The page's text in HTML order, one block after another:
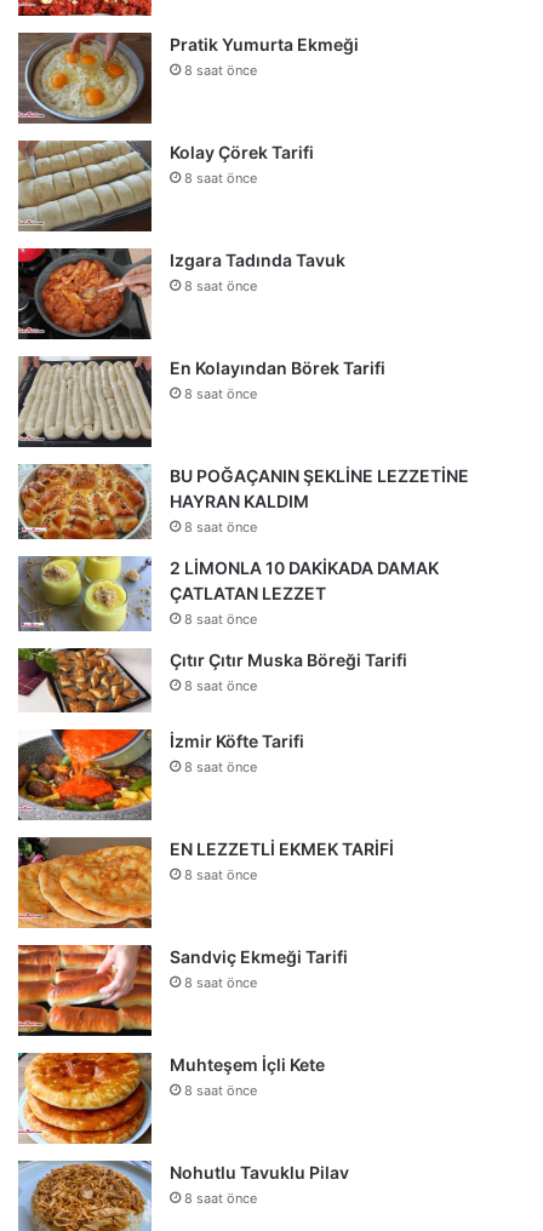
Pratik Yumurta Ekmeği
8 saat önce
Kolay Çörek Tarifi
8 saat önce
Izgara Tadında Tavuk
8 saat önce
En Kolayından Börek Tarifi
8 saat önce
BU POĞAÇANIN ŞEKLİNE LEZZETİNE
HAYRAN KALDIM
8 saat önce
2 LİMONLA 10 DAKİKADA DAMAK
ÇATLATAN LEZZET
8 saat önce
Çıtır Çıtır Muska Böreği Tarifi
8 saat önce
İzmir Köfte Tarifi
8 saat önce
EN LEZZETLİ EKMEK TARİFİ
8 saat önce
Sandviç Ekmeği Tarifi
8 saat önce
Muhteşem İçli Kete
8 saat önce
Nohutlu Tavuklu Pilav
8 saat önce